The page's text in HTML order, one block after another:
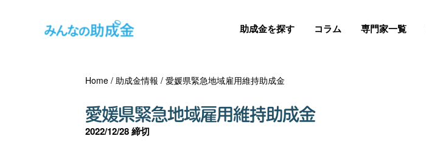
助成金を探す コラム 専門家一覧
Home /助成金情報 /愛媛県緊急地域雇用維持助成金
愛媛県緊急地域雇用維持助成金
2022/12/28 締切